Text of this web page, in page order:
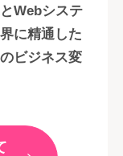
Webシステ
に精通した
ビジネス変